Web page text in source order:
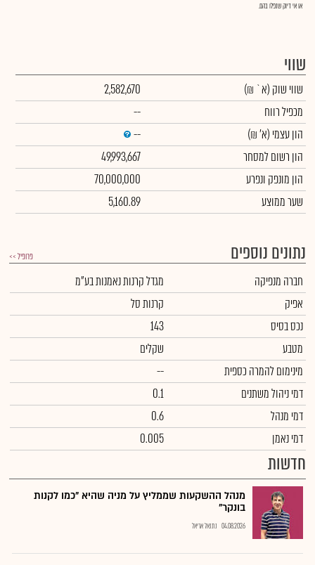
או אי דיוק שנפלו בהם.
שווי
שווי שוק (א` ₪)
2,582,670
מכפיל רווח
--
הון עצמי (א' ₪)
--
הון רשום למסחר
49,993,667
הון מונפק ונפרע
70,000,000
שער ממוצע
5,160.89
נתונים נוספים פרופיל >>
חברה מנפיקה
מגדל קרנות נאמנות בע"מ
אפיק
קרנות סל
נכס בסיס
143
מטבע
שקלים
מינימום להמרה כספית
--
דמי ניהול משתנים
0.1
דמי מנהל
0.6
דמי נאמן
0.005
חדשות
מנהל ההשקעות שממליץ על מניה שהיא "כמו לקנות
בונקר"
04.08.2026 נתנאל אריאל